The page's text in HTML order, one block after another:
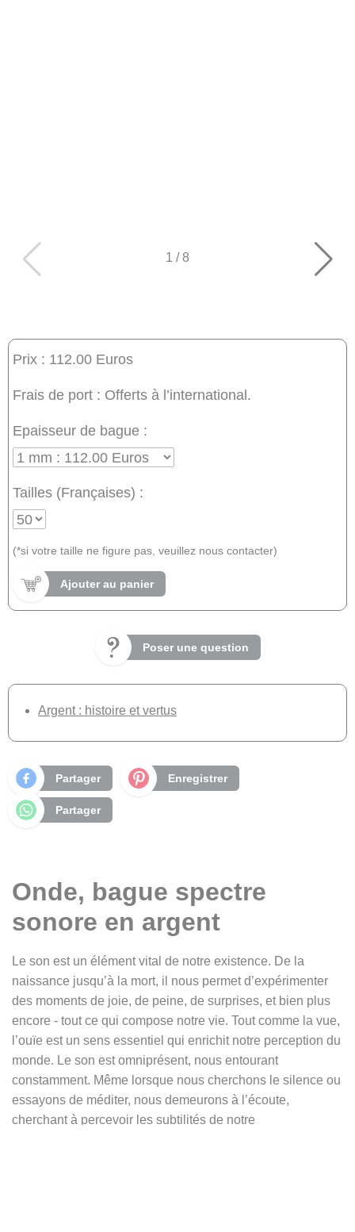
1 /8
Prix : 112.00 Euros
Frais de port : Offerts à l’international.
Epaisseur de bague :
Tailles (Françaises) :
(*si votre taille ne figure pas, veuillez nous contacter)
Ajouter au panier
Poser une question
Argent : histoire et vertus
Partager Enregistrer
Partager
Onde, bague spectre
sonore en argent
Le son est un élément vital de notre existence. De la
naissance jusqu’à la mort, il nous permet d’expérimenter
des moments de joie, de peine, de surprises, et bien plus
encore - tout ce qui compose notre vie. Tout comme la vue,
l’ouïe est un sens essentiel qui enrichit notre perception du
monde. Le son est omniprésent, nous entourant
constamment. Même lorsque nous cherchons le silence ou
essayons de méditer, nous demeurons à l’écoute,
cherchant à percevoir les subtilités de notre